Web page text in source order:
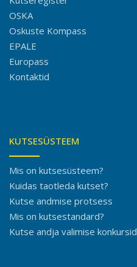
OSKA
Oskuste Kompass
EPALE
Europass
Kontaktid
KUTSESÜSTEEM
Mis on kutsesüsteem?
Kuidas taotleda kutset?
Kutse andmise protsess
Mis on kutsestandard?
Kutse andja valimise konkursid